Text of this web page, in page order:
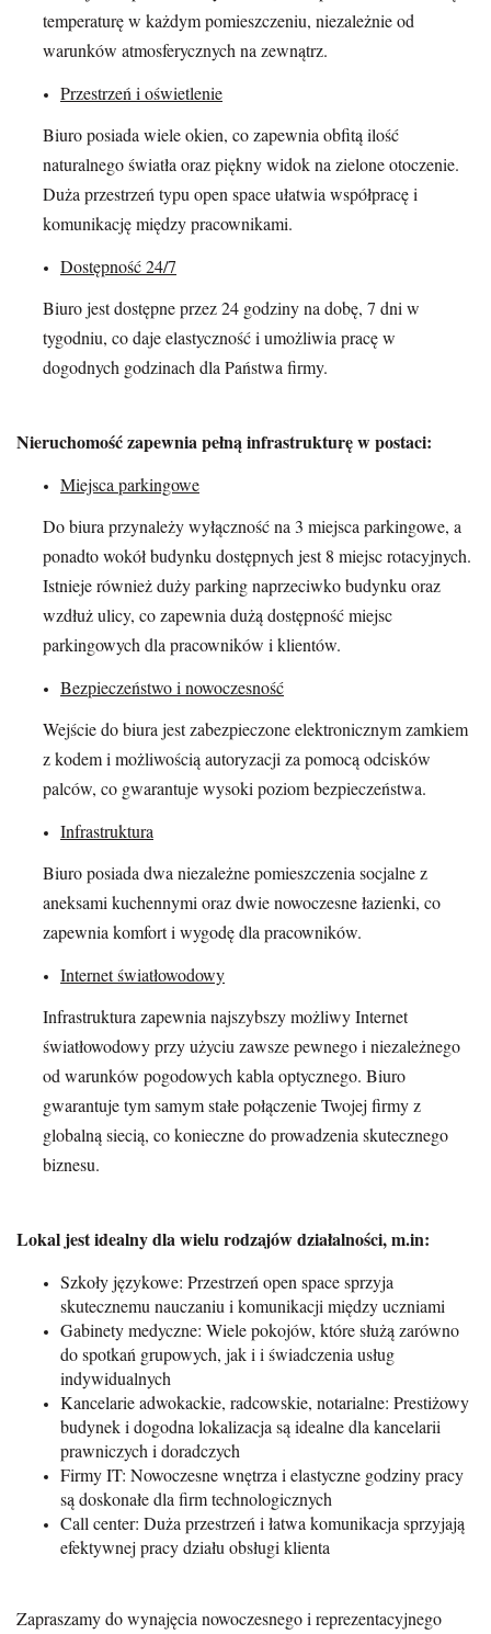
temperaturę w każdym pomieszczeniu, niezależnie od
warunków atmosferycznych na zewnątrz.
Przestrzeń i oświetlenie
Biuro posiada wiele okien, co zapewnia obfitą ilość
naturalnego światła oraz piękny widok na zielone otoczenie.
Duża przestrzeń typu open space ułatwia współpracę i
komunikację między pracownikami.
Dostępność 24/7
Biuro jest dostępne przez 24 godziny na dobę, 7 dni w
tygodniu, co daje elastyczność i umożliwia pracę w
dogodnych godzinach dla Państwa firmy.
Nieruchomość zapewnia pełną infrastrukturę w postaci:
Miejsca parkingowe
Do biura przynależy wyłączność na 3 miejsca parkingowe, a
ponadto wokół budynku dostępnych jest 8 miejsc rotacyjnych.
Istnieje również duży parking naprzeciwko budynku oraz
wzdłuż ulicy, co zapewnia dużą dostępność miejsc
parkingowych dla pracowników i klientów.
Bezpieczeństwo i nowoczesność
Wejście do biura jest zabezpieczone elektronicznym zamkiem
z kodem i możliwością autoryzacji za pomocą odcisków
palców, co gwarantuje wysoki poziom bezpieczeństwa.
Infrastruktura
Biuro posiada dwa niezależne pomieszczenia socjalne z
aneksami kuchennymi oraz dwie nowoczesne łazienki, co
zapewnia komfort i wygodę dla pracowników.
Internet światłowodowy
Infrastruktura zapewnia najszybszy możliwy Internet
światłowodowy przy użyciu zawsze pewnego i niezależnego
od warunków pogodowych kabla optycznego. Biuro
gwarantuje tym samym stałe połączenie Twojej firmy z
globalną siecią, co konieczne do prowadzenia skutecznego
biznesu.
Lokal jest idealny dla wielu rodzajów działalności, m.in:
Szkoły językowe: Przestrzeń open space sprzyja
skutecznemu nauczaniu i komunikacji między uczniami
Gabinety medyczne: Wiele pokojów, które służą zarówno
do spotkań grupowych, jak i i świadczenia usług
indywidualnych
Kancelarie adwokackie, radcowskie, notarialne: Prestiżowy
budynek i dogodna lokalizacja są idealne dla kancelarii
prawniczych i doradczych
Firmy IT: Nowoczesne wnętrza i elastyczne godziny pracy
są doskonałe dla firm technologicznych
Call center: Duża przestrzeń i łatwa komunikacja sprzyjają
efektywnej pracy działu obsługi klienta
Zapraszamy do wynajęcia nowoczesnego i reprezentacyjnego